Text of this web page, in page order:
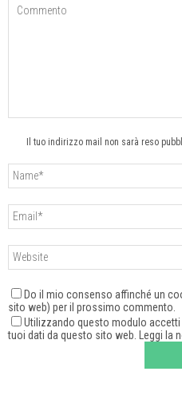
Il tuo indirizzo mail non sarà reso
Do il mio consenso affinché un
sito web) per il prossimo commento.
Utilizzando questo modulo
tuoi dati da questo sito web. Leggi la